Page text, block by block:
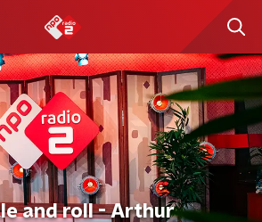
and roll - Arthur